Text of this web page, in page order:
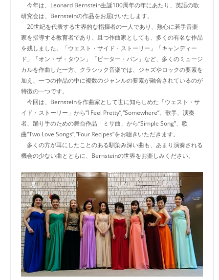
今年は、Leonard Bernstein生誕100周年の年にあたり、英語の歌
研究会は、Bernsteinの作品をお届けいたします。
20世紀を代表する世界的な指揮者の一人であり、熱心に若手音楽
家を指導する教育者であり、且つ作曲家としても、多くの有名な作品
を残しました。「ウェスト・サイド・ストーリー」「キャンディー
ド」「オン・ザ・タウン」「ピーター・パン」など、多くのミュージ
カルを作曲した一方、クラシック音楽では、ジャズやロックの要素を
加え、一つの作品の中に複数のジャンルの要素が融合されているのが
特徴の一つです。
今回は、Bernsteinを作曲家として世に知らしめた「ウェスト・サ
イド・ストーリー」から“I Feel Pretty”,“Somewhere”、歌手、演奏
者、踊り手のための舞台作品「ミサ曲」から“Simple Song”、歌
曲“Two Love Songs”,“Four Recipes”をお聴きいただきます。
多くの方が耳にしたことのある馴染み深い曲も、あまり演奏される
機会の少ない曲とともに、Bernsteinの世界をお楽しみください。